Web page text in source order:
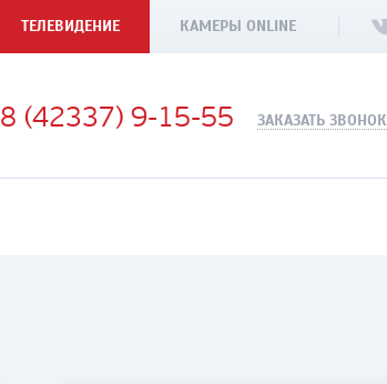
ТЕЛЕВИДЕНИЕ КАМЕРЫ ONLINE
8 (42337) 9-15-55 ЗАКАЗАТЬ ЗВОНОК